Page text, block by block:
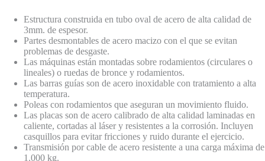
Estructura construida en tubo oval de acero de alta calidad de
3mm. de espesor.
Partes desmontables de acero macizo con el que se evitan
problemas de desgaste.
Las máquinas están montadas sobre rodamientos (circulares o
lineales) o ruedas de bronce y rodamientos.
Las barras guías son de acero inoxidable con tratamiento a alta
temperatura.
Poleas con rodamientos que aseguran un movimiento fluido.
Las placas son de acero calibrado de alta calidad laminadas en
caliente, cortadas al láser y resistentes a la corrosión. Incluyen
casquillos para evitar fricciones y ruido durante el ejercicio.
Transmisión por cable de acero resistente a una carga máxima de
1.000 kg.